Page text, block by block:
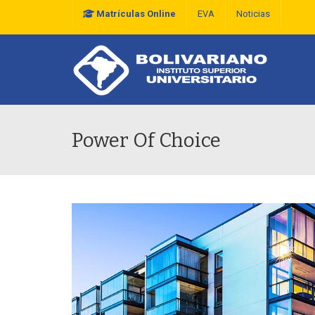
Matrículas Online EVA Noticias
Power Of Choice